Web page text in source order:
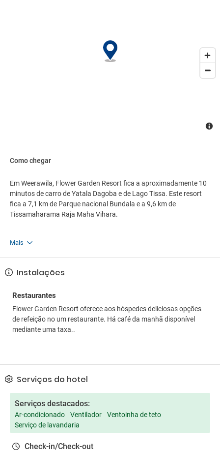
Como chegar
Em Weerawila, Flower Garden Resort fica a aproximadamente 10
minutos de carro de Yatala Dagoba e de Lago Tissa. Este resort
fica a 7,1 km de Parque nacional Bundala e a 9,6 km de
Tissamaharama Raja Maha Vihara.
Mais
Instalações
Restaurantes
Flower Garden Resort oferece aos hóspedes deliciosas opções
de refeição no um restaurante. Há café da manhã disponível
mediante uma taxa..
Serviços do hotel
Serviços destacados:
Ar-condicionado Ventilador
Ventoinha de teto
Serviço de lavandaria
Check-in/Check-out